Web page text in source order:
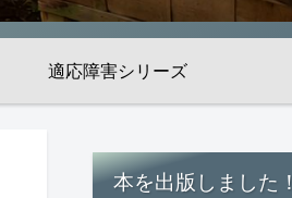
適応障害シリーズ
本を出版しました！